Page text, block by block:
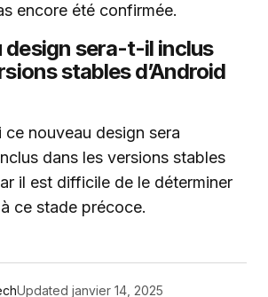
encore été confirmée.
design sera-t-il inclus
stables d’Android
ce nouveau design sera
dans les versions stables
il est difficile de le déterminer
ce stade précoce.
Updated janvier 14, 2025